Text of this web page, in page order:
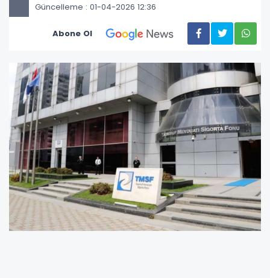
Güncelleme : 01-04-2026 12:36
Abone Ol